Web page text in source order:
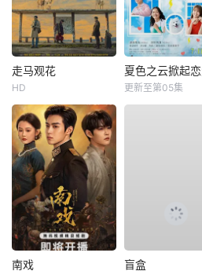
走马观花
HD 更新至第05集
南戏 盲盒